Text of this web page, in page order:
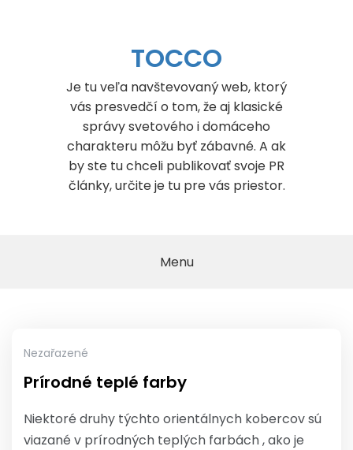
TOCCO
Je tu veľa navštevovaný web, ktorý
vás presvedčí o tom, že aj klasické
správy svetového i domáceho
charakteru môžu byť zábavné. A ak
by ste tu chceli publikovať svoje PR
články, určite je tu pre vás priestor.
Menu
Nezařazené
Prírodné teplé farby
Niektoré druhy týchto orientálnych kobercov sú
viazané v prírodných teplých farbách , ako je